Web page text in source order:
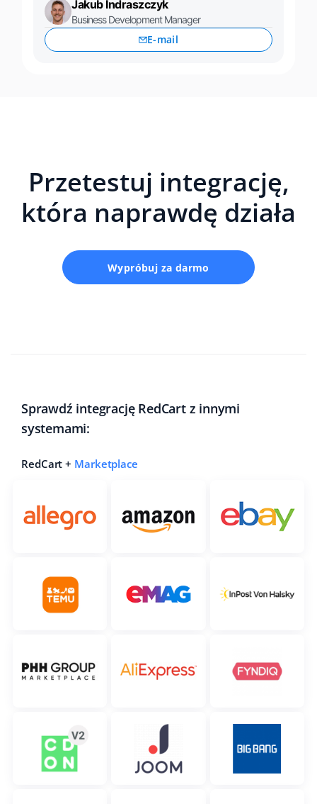
Jakub Indraszczyk
Business Development Manager
E-mail
Przetestuj integrację,
która naprawdę działa
Wypróbuj za darmo
Sprawdź integrację RedCart z innymi
systemami:
RedCart + Marketplace